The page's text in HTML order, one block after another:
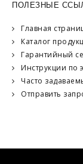
ПОЛЕЗНЫЕ
Главная
Каталог
Гарантийный
Инструкции по
Часто
Отправить